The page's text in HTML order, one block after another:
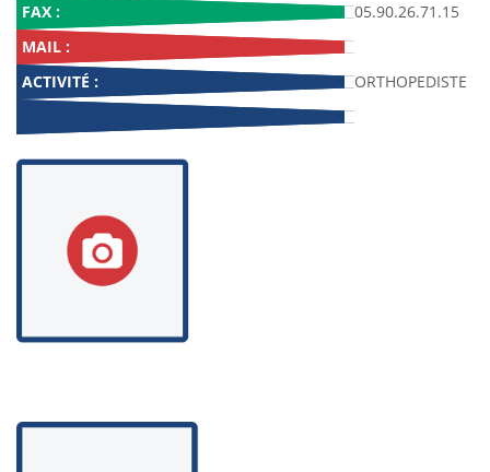
FAX :
05.90.26.71.15
MAIL :
ACTIVITÉ :
ORTHOPEDISTE